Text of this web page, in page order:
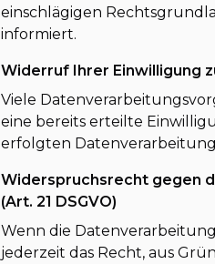
einschlägigen
informiert.
Widerruf Ihrer Einwilligung
Viele
eine bereits erteilte
erfolgten
Widerspruchsrecht gegen
(Art. 21 DSGVO)
Wenn die
jederzeit das Recht, aus